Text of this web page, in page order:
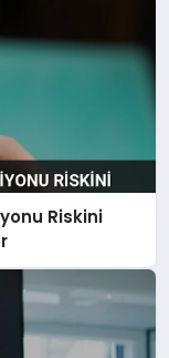
Riskini